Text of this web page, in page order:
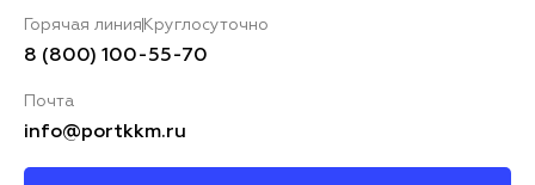
Горячая линия Круглосуточно
8 (800) 100-55-70
Почта
info@portkkm.ru